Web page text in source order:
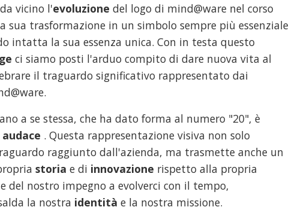
vicino l'evoluzione del logo di mind@ware nel corso
trasformazione in un simbolo sempre più essenziale
intatta la sua essenza unica. Con in testa questo
ci siamo posti l'arduo compito di dare nuova vita al
il traguardo significativo rappresentato dai
a se stessa, che ha dato forma al numero "20", è
audace . Questa rappresentazione visiva non solo
raggiunto dall'azienda, ma trasmette anche un
storia e di innovazione rispetto alla propria
del nostro impegno a evolverci con il tempo,
la nostra identità e la nostra missione.